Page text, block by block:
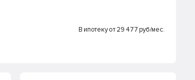
В ипотеку от 29 477 руб/мес.